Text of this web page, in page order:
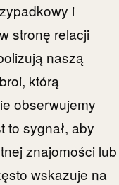
i
stronę relacji
naszą
którą
obserwujemy
to sygnał, aby
znajomości lub
wskazuje na